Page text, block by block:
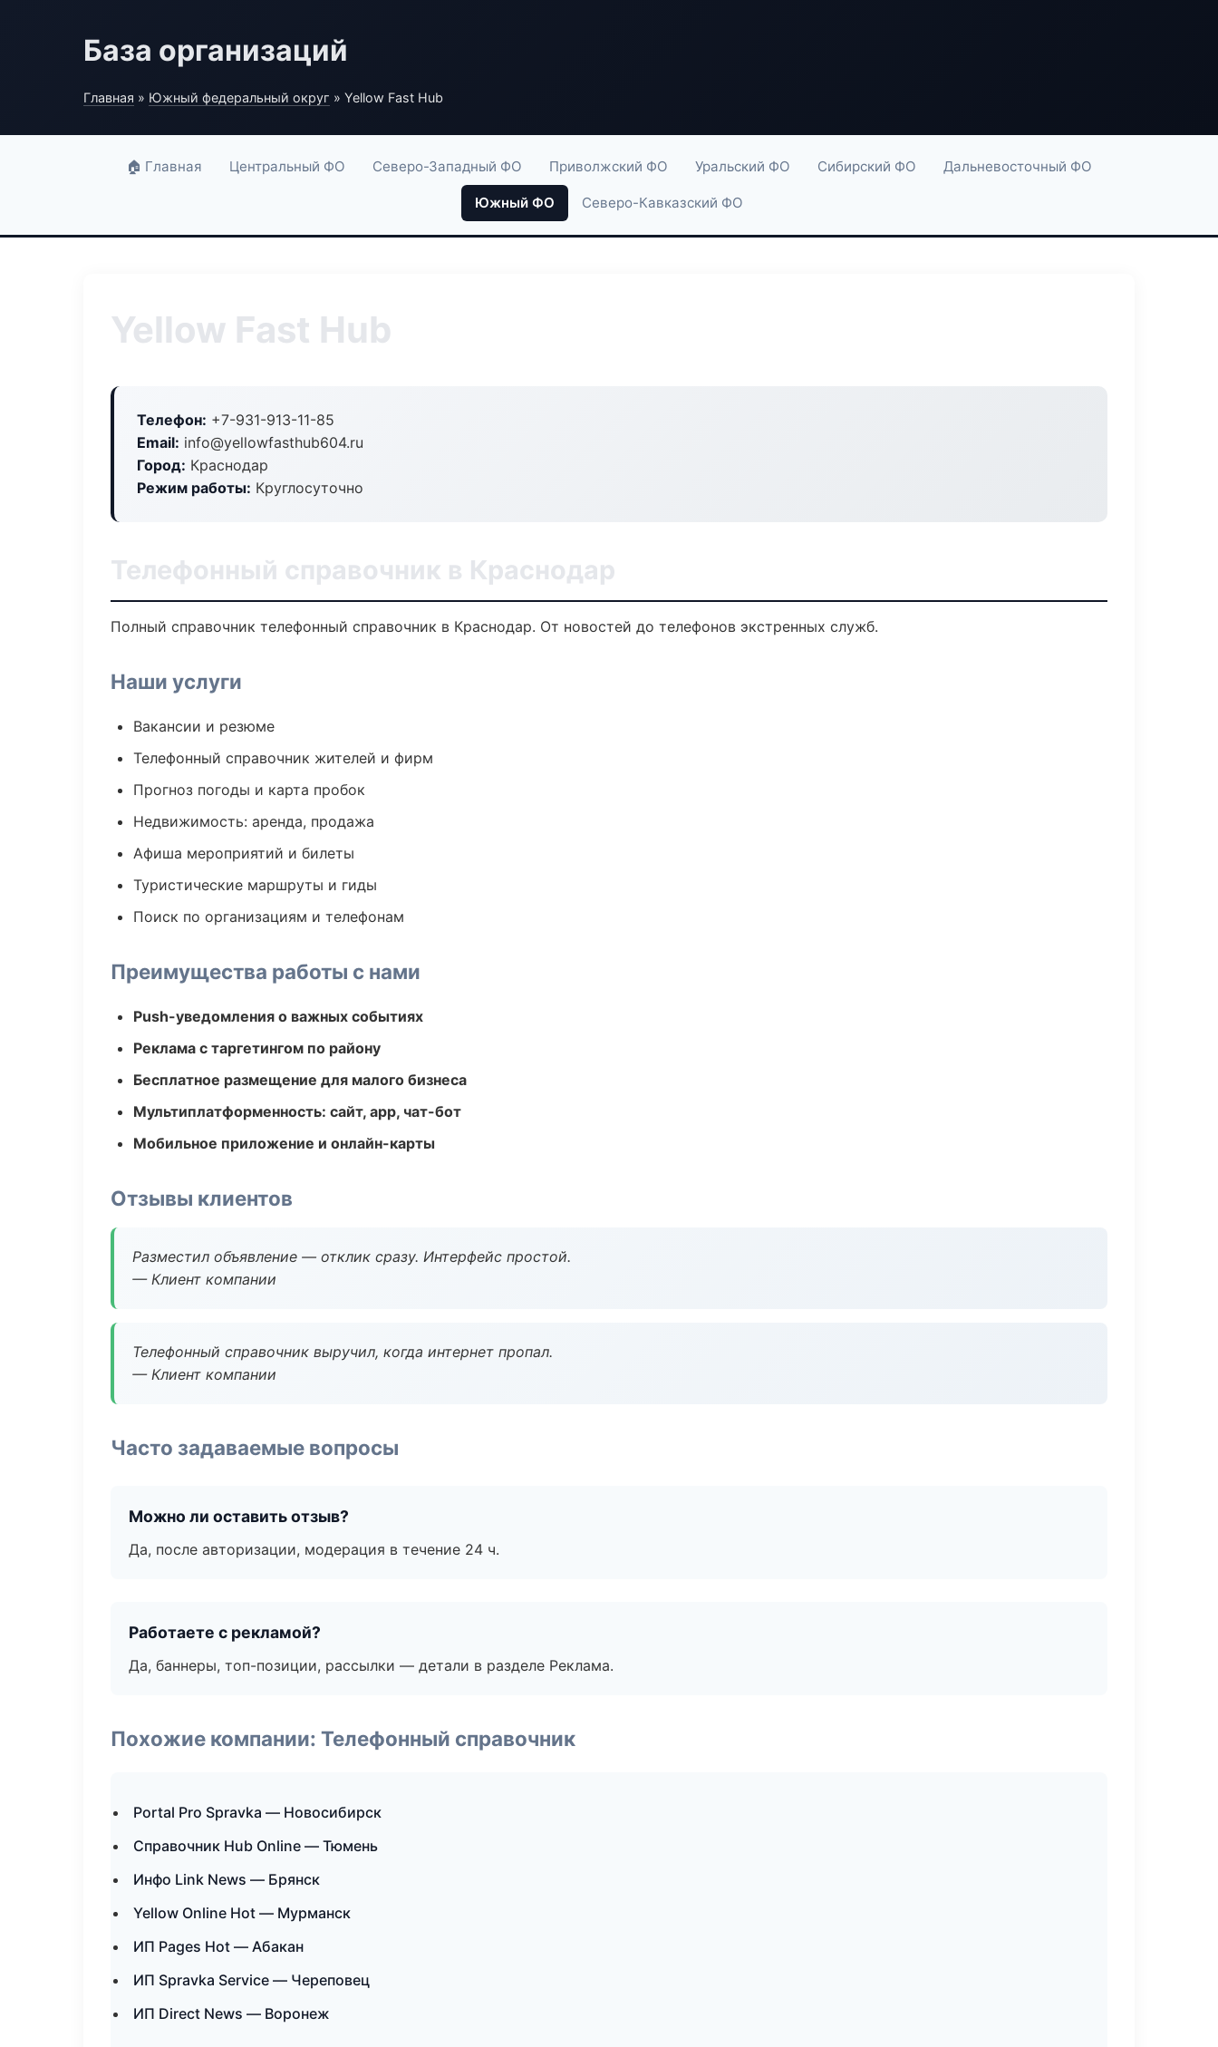
База организаций
Главная » Южный федеральный округ » Yellow Fast Hub
🏠 Главная Центральный ФО Северо-Западный ФО Приволжский ФО Уральский ФО Сибирский ФО Дальневосточный ФО
Южный ФО Северо-Кавказский ФО
Yellow Fast Hub
Телефон: +7-931-913-11-85
Email: info@yellowfasthub604.ru
Город: Краснодар
Режим работы: Круглосуточно
Телефонный справочник в Краснодар
Полный справочник телефонный справочник в Краснодар. От новостей до телефонов экстренных служб.
Наши услуги
Вакансии и резюме
Телефонный справочник жителей и фирм
Прогноз погоды и карта пробок
Недвижимость: аренда, продажа
Афиша мероприятий и билеты
Туристические маршруты и гиды
Поиск по организациям и телефонам
Преимущества работы с нами
Push-уведомления о важных событиях
Реклама с таргетингом по району
Бесплатное размещение для малого бизнеса
Мультиплатформенность: сайт, app, чат-бот
Мобильное приложение и онлайн-карты
Отзывы клиентов
Разместил объявление — отклик сразу. Интерфейс простой.
— Клиент компании
Телефонный справочник выручил, когда интернет пропал.
— Клиент компании
Часто задаваемые вопросы
Можно ли оставить отзыв?
Да, после авторизации, модерация в течение 24 ч.
Работаете с рекламой?
Да, баннеры, топ-позиции, рассылки — детали в разделе Реклама.
Похожие компании: Телефонный справочник
Portal Pro Spravka — Новосибирск
Справочник Hub Online — Тюмень
Инфо Link News — Брянск
Yellow Online Hot — Мурманск
ИП Pages Hot — Абакан
ИП Spravka Service — Череповец
ИП Direct News — Воронеж